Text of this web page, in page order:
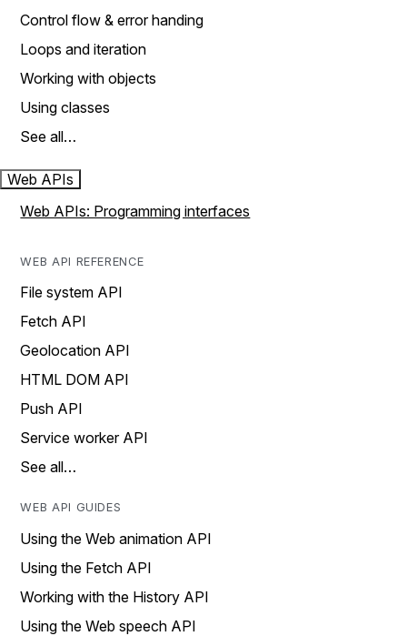
Control flow & error handing
Loops and iteration
Working with objects
Using classes
See all…
Web APIs
Web APIs: Programming interfaces
WEB API REFERENCE
File system API
Fetch API
Geolocation API
HTML DOM API
Push API
Service worker API
See all…
WEB API GUIDES
Using the Web animation API
Using the Fetch API
Working with the History API
Using the Web speech API